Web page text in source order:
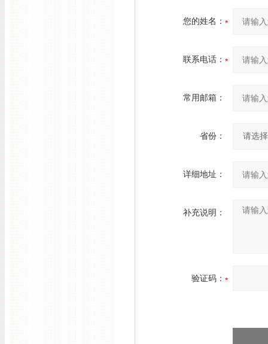
您的姓名：
联系电话：
常用邮箱：
省份：
详细地址：
补充说明：
验证码：